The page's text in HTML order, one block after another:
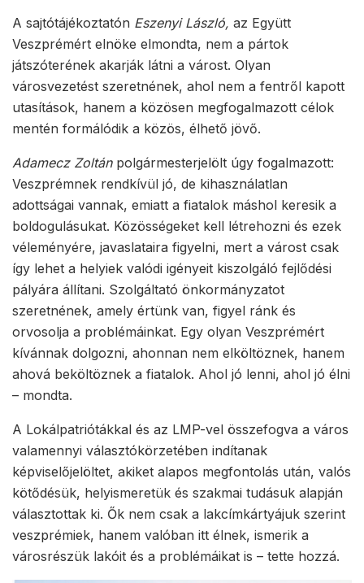
A sajtótájékoztatón Eszenyi László, az Együtt
Veszprémért elnöke elmondta, nem a pártok
játszóterének akarják látni a várost. Olyan
városvezetést szeretnének, ahol nem a fentről kapott
utasítások, hanem a közösen megfogalmazott célok
mentén formálódik a közös, élhető jövő.
Adamecz Zoltánpolgármesterjelölt úgy fogalmazott:
Veszprémnek rendkívül jó, de kihasználatlan
adottságai vannak, emiatt a fiatalok máshol keresik a
boldogulásukat. Közösségeket kell létrehozni és ezek
véleményére, javaslataira figyelni, mert a várost csak
így lehet a helyiek valódi igényeit kiszolgáló fejlődési
pályára állítani. Szolgáltató önkormányzatot
szeretnének, amely értünk van, figyel ránk és
orvosolja a problémáinkat. Egy olyan Veszprémért
kívánnak dolgozni, ahonnan nem elköltöznek, hanem
ahová beköltöznek a fiatalok. Ahol jó lenni, ahol jó élni
– mondta.
A Lokálpatriótákkal és az LMP-vel összefogva a város
valamennyi választókörzetében indítanak
képviselőjelöltet, akiket alapos megfontolás után, valós
kötődésük, helyismeretük és szakmai tudásuk alapján
választottak ki. Ők nem csak a lakcímkártyájuk szerint
veszprémiek, hanem valóban itt élnek, ismerik a
városrészük lakóit és a problémáikat is – tette hozzá.